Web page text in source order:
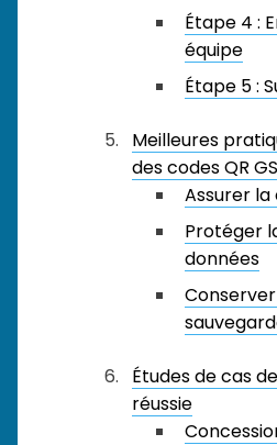
Étape 4 :
équipe
Étape 5 :
Meilleures
des codes QR
Assurer
Protéger
données
Études de cas
réussie